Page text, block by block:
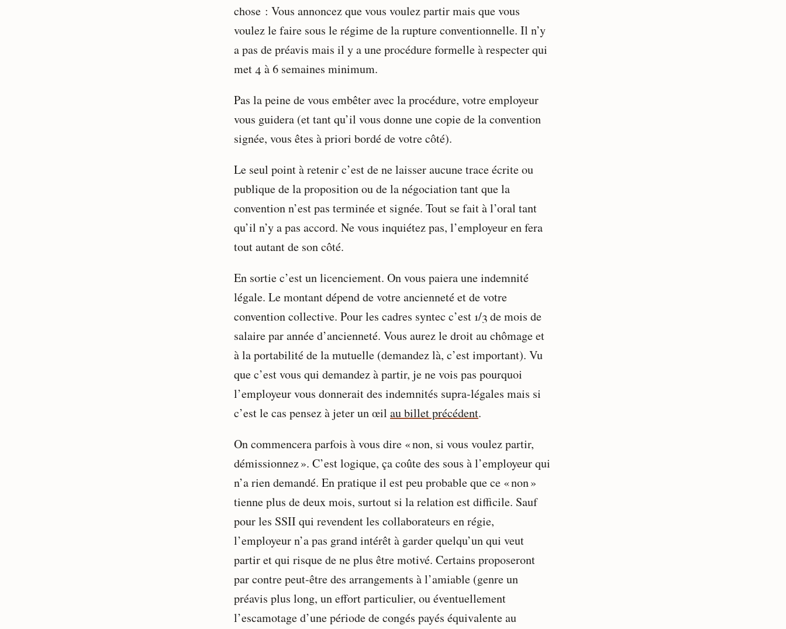
chose : Vous annoncez que vous voulez partir mais que vous
voulez le faire sous le régime de la rupture conventionnelle. Il n’y
a pas de préavis mais il y a une procédure formelle à respecter qui
met 4 à 6 semaines minimum.
Pas la peine de vous embêter avec la procédure, votre employeur
vous guidera (et tant qu’il vous donne une copie de la convention
signée, vous êtes à priori bordé de votre côté).
Le seul point à retenir c’est de ne laisser aucune trace écrite ou
publique de la proposition ou de la négociation tant que la
convention n’est pas terminée et signée. Tout se fait à l’oral tant
qu’il n’y a pas accord. Ne vous inquiétez pas, l’employeur en fera
tout autant de son côté.
En sortie c’est un licenciement. On vous paiera une indemnité
légale. Le montant dépend de votre ancienneté et de votre
convention collective. Pour les cadres syntec c’est 1/3 de mois de
salaire par année d’ancienneté. Vous aurez le droit au chômage et
à la portabilité de la mutuelle (demandez là, c’est important). Vu
que c’est vous qui demandez à partir, je ne vois pas pourquoi
l’employeur vous donnerait des indemnités supra-légales mais si
c’est le cas pensez à jeter un œil au billet précédent.
On commencera parfois à vous dire « non, si vous voulez partir,
démissionnez ». C’est logique, ça coûte des sous à l’employeur qui
n’a rien demandé. En pratique il est peu probable que ce « non »
tienne plus de deux mois, surtout si la relation est difficile. Sauf
pour les SSII qui revendent les collaborateurs en régie,
l’employeur n’a pas grand intérêt à garder quelqu’un qui veut
partir et qui risque de ne plus être motivé. Certains proposeront
par contre peut-être des arrangements à l’amiable (genre un
préavis plus long, un effort particulier, ou éventuellement
l’escamotage d’une période de congés payés équivalente au